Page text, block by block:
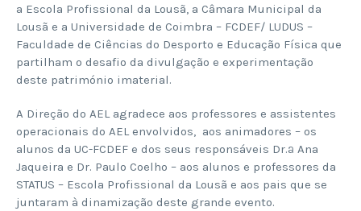
a Escola Profissional da Lousã, a Câmara Municipal da
Lousã e a Universidade de Coimbra – FCDEF/ LUDUS –
Faculdade de Ciências do Desporto e Educação Física que
partilham o desafio da divulgação e experimentação
deste património imaterial.
A Direção do AEL agradece aos professores e assistentes
operacionais do AEL envolvidos, aos animadores – os
alunos da UC-FCDEF e dos seus responsáveis Dr.ª Ana
Jaqueira e Dr. Paulo Coelho – aos alunos e professores da
STATUS – Escola Profissional da Lousã e aos pais que se
juntaram à dinamização deste grande evento.